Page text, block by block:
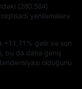
(280.584)
yeniləmələrə
+11,71% gəlir və son
bu da daha geniş
olduğunu